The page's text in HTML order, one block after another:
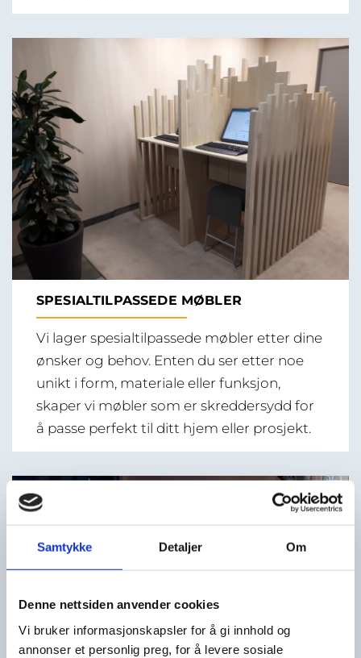
Samtykke Detaljer Om
Denne nettsiden anvender cookies
Vi bruker informasjonskapsler for å gi innhold og
annonser et personlig preg, for å levere sosiale
SPESIALTILPASSEDE MØBLER
Vi lager spesialtilpassede møbler etter dine
ønsker og behov. Enten du ser etter noe
unikt i form, materiale eller funksjon,
skaper vi møbler som er skreddersydd for
å passe perfekt til ditt hjem eller prosjekt.